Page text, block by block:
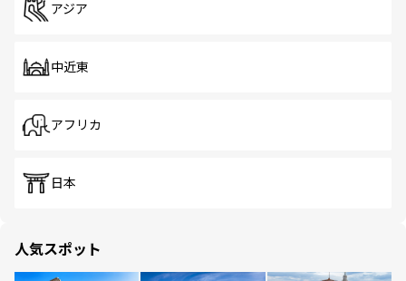
アジア
中近東
アフリカ
日本
人気スポット